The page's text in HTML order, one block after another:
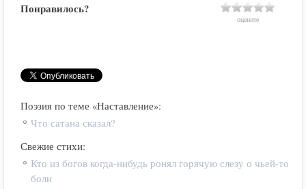
Понравилось?
оцените
Поэзия по теме «Наставление»:
Что сатана сказал?
Свежие стихи:
Кто из богов когда-нибудь ронял горячую слезу о чьей-то
боли